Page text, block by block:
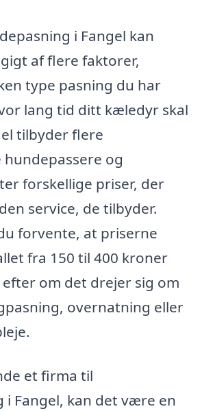
i Fangel kan
af flere faktorer,
type pasning du har
lang tid ditt kæledyr skal
tilbyder flere
og
forskellige priser, der
service, de tilbyder.
forvente, at priserne
fra 150 til 400 kroner
om det drejer sig om
overnatning eller
et firma til
i Fangel, kan det være en